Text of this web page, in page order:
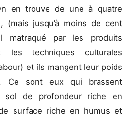
en trouve de une à quatre
(mais jusqu’à moins de cent
matraqué par les produits
les techniques culturales
et ils mangent leur poids
Ce sont eux qui brassent
sol de profondeur riche en
surface riche en humus et